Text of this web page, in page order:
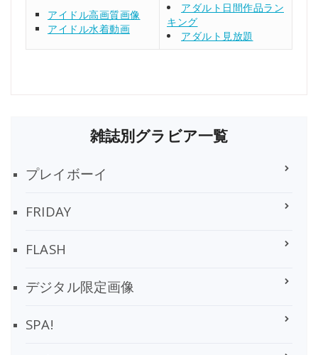
アイドル高画質画像
アイドル水着動画
アダルト日間作品ラン
キング
アダルト見放題
雑誌別グラビア一覧
プレイボーイ
FRIDAY
FLASH
デジタル限定画像
SPA!